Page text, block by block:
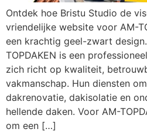
Ontdek hoe Bristu Studio de
vriendelijke website voor AM-
een krachtig geel-zwart
TOPDAKEN is een
zich richt op kwaliteit,
vakmanschap. Hun diensten
dakrenovatie, dakisolatie en
hellende daken. Voor AM-
om een […]